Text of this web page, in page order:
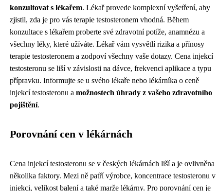
konzultovat s lékařem. Lékař provede komplexní vyšetření, aby
zjistil, zda je pro vás terapie testosteronem vhodná. Během
konzultace s lékařem proberte své zdravotní potíže, anamnézu a
všechny léky, které užíváte. Lékař vám vysvětlí rizika a přínosy
terapie testosteronem a zodpoví všechny vaše dotazy. Cena injekcí
testosteronu se liší v závislosti na dávce, frekvenci aplikace a typu
přípravku. Informujte se u svého lékaře nebo lékárníka o ceně
injekcí testosteronu a možnostech úhrady z vašeho zdravotního
pojištění.
Porovnání cen v lékárnách
Cena injekcí testosteronu se v českých lékárnách liší a je ovlivněna
několika faktory. Mezi ně patří výrobce, koncentrace testosteronu v
injekci, velikost balení a také marže lékárny. Pro porovnání cen je